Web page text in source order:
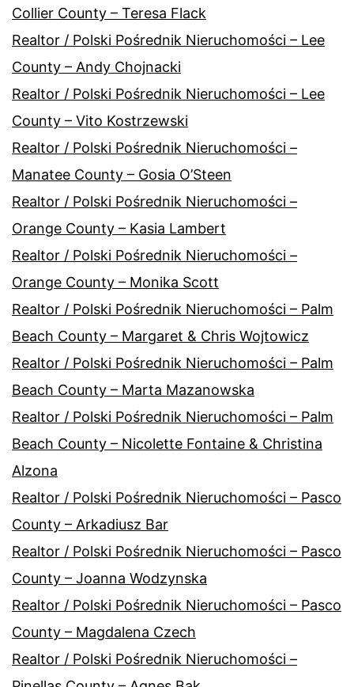
Collier County – Teresa Flack
Realtor / Polski Pośrednik Nieruchomości – Lee
County – Andy Chojnacki
Realtor / Polski Pośrednik Nieruchomości – Lee
County – Vito Kostrzewski
Realtor / Polski Pośrednik Nieruchomości –
Manatee County – Gosia O’Steen
Realtor / Polski Pośrednik Nieruchomości –
Orange County – Kasia Lambert
Realtor / Polski Pośrednik Nieruchomości –
Orange County – Monika Scott
Realtor / Polski Pośrednik Nieruchomości – Palm
Beach County – Margaret & Chris Wojtowicz
Realtor / Polski Pośrednik Nieruchomości – Palm
Beach County – Marta Mazanowska
Realtor / Polski Pośrednik Nieruchomości – Palm
Beach County – Nicolette Fontaine & Christina
Alzona
Realtor / Polski Pośrednik Nieruchomości – Pasco
County – Arkadiusz Bar
Realtor / Polski Pośrednik Nieruchomości – Pasco
County – Joanna Wodzynska
Realtor / Polski Pośrednik Nieruchomości – Pasco
County – Magdalena Czech
Realtor / Polski Pośrednik Nieruchomości –